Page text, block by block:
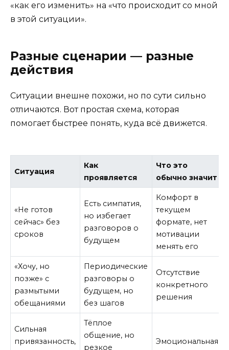
«как его изменить» на «что происходит со мной
в этой ситуации».
Разные сценарии — разные
действия
Ситуации внешне похожи, но по сути сильно
отличаются. Вот простая схема, которая
помогает быстрее понять, куда всё движется.
Ситуация
Как
проявляется
Что это
обычно значит
«Не готов
сейчас» без
сроков
Есть симпатия,
но избегает
разговоров о
будущем
Комфорт в
текущем
формате, нет
мотивации
менять его
«Хочу, но
позже» с
размытыми
обещаниями
Периодические
разговоры о
будущем, но
без шагов
Отсутствие
конкретного
решения
Сильная
привязанность,
Тёплое
общение, но
резкое
Эмоциональная